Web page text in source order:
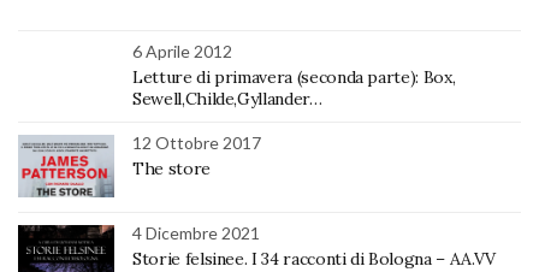
6 Aprile 2012
Letture di primavera (seconda parte): Box,
Sewell,Childe,Gyllander…
12 Ottobre 2017
The store
4 Dicembre 2021
Storie felsinee. I 34 racconti di Bologna – AA.VV